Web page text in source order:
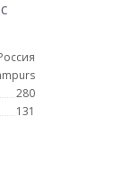
280
131